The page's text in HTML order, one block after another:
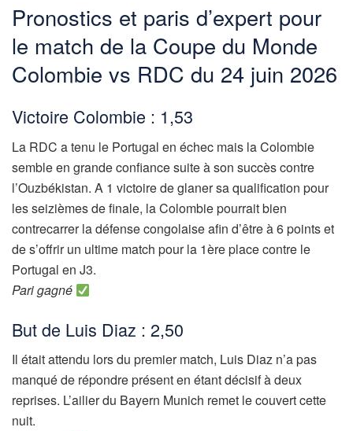
Pronostics et paris d’expert pour
le match de la Coupe du Monde
Colombie vs RDC du 24 juin 2026
Victoire Colombie : 1,53
La RDC a tenu le Portugal en échec mais la Colombie
semble en grande confiance suite à son succès contre
l’Ouzbékistan. A 1 victoire de glaner sa qualification pour
les seizièmes de finale, la Colombie pourrait bien
contrecarrer la défense congolaise afin d’être à 6 points et
de s’offrir un ultime match pour la 1ère place contre le
Portugal en J3.
Pari gagné
But de Luis Diaz : 2,50
Il était attendu lors du premier match, Luis Diaz n’a pas
manqué de répondre présent en étant décisif à deux
reprises. L’ailier du Bayern Munich remet le couvert cette
nuit.